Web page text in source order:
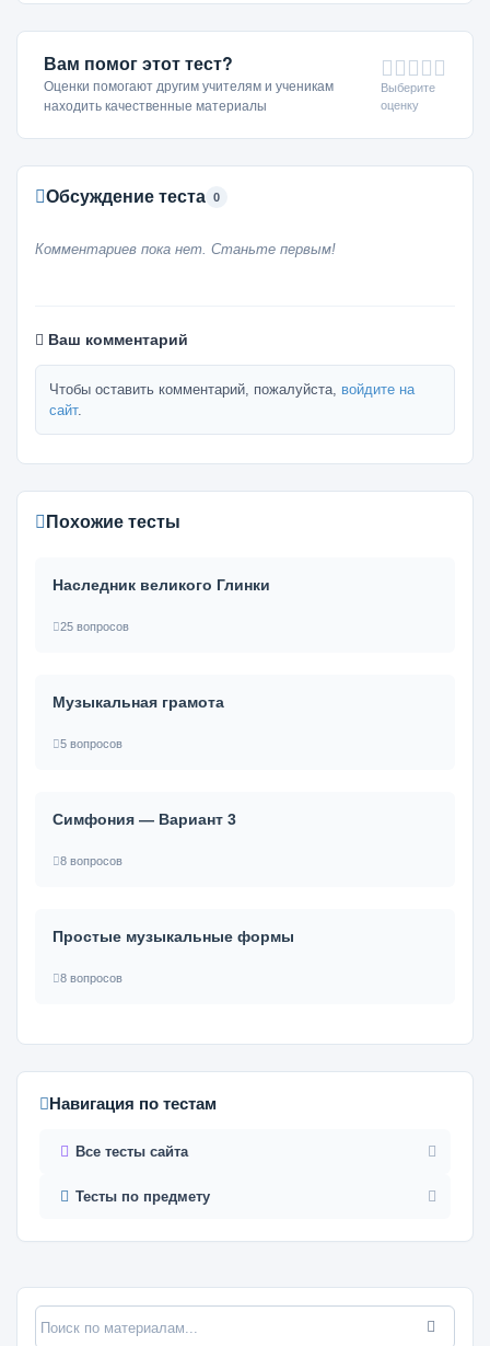
Вам помог этот тест?
Оценки помогают другим учителям и ученикам
находить качественные материалы
Выберите
оценку
Обсуждение теста 0
Комментариев пока нет. Станьте первым!
Ваш комментарий
Чтобы оставить комментарий, пожалуйста, войдите на
сайт.
Похожие тесты
Наследник великого Глинки
25 вопросов
Музыкальная грамота
5 вопросов
Симфония — Вариант 3
8 вопросов
Простые музыкальные формы
8 вопросов
Навигация по тестам
Все тесты сайта
Тесты по предмету